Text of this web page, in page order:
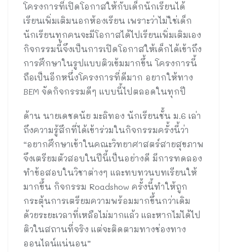
โครงการที่เปิดโอกาสให้กับเด็กนักเรียนได้
เรียนเพิ่มเติมนอกห้องเรียน เพราะว่าไม่ใช่เด็ก
นักเรียนทุกคนจะมีโอกาสได้ไปเรียนเพิ่มเติมเอง
กิจกรรมนี้จึงเป็นการเปิดโอกาสให้เด็กได้เข้าถึง
การศึกษาในรูปแบบติวเข้มมากขึ้น โครงการนี้
ถือเป็นอีกหนึ่งโครงการที่ดีมาก อยากให้ทาง
BEM จัดกิจกรรมดีๆ แบบนี้ไปตลอดในทุกปี
ด้าน นายเดชดนัย มะลิทอง นักเรียนชั้น ม.6 เล่า
ถึงความรู้สึกที่ได้เข้าร่วมในกิจกรรมครั้งนี้ว่า
“อยากศึกษาเข้าในคณะวิทยาศาสตร์สายสุขภาพ
จึงเตรียมตัวสอบในปีนี้เป็นอย่างดี มีการทดลอง
ทำข้อสอบในวิชาต่างๆ และทบทวนบทเรียนให้
มากขึ้น กิจกรรม Roadshow ครั้งนี้ทำให้ถูก
กระตุ้นการเตรียมความพร้อมมากขึ้นกว่าเดิม
ด้วยระยะเวลาที่เหลือไม่มากแล้ว และหากไม่ได้ไป
ติวในสถานที่จริง แต่จะติดตามทางช่องทาง
ออนไลน์แน่นอน”